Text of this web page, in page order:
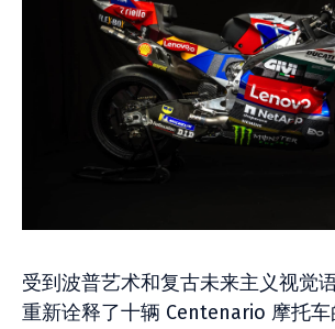
受到波普艺术和复古未来主义视觉
重新诠释了十辆 Centenario 摩托